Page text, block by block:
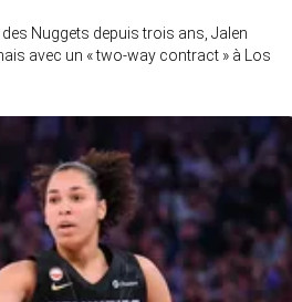
Nuggets depuis trois ans, Jalen
avec un « two-way contract » à Los